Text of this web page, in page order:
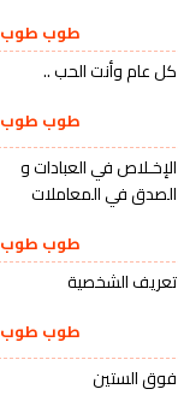
طوب طوب 24
كل عام وأنت الحب ..
طوب طوب 24
الإخـلاص في العبادات و
الصدق في المعاملات
طوب طوب 24
تعريف الشخصية
طوب طوب 24
فوق الستين